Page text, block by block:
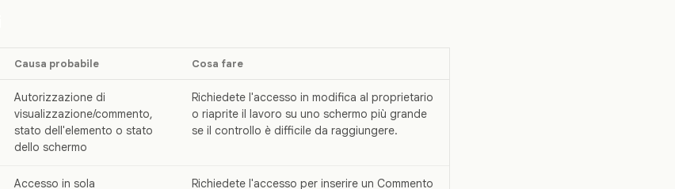
Causa probabile Cosa fare
Autorizzazione di
visualizzazione/commento,
stato dell'elemento o stato
dello schermo
Richiedete l'accesso in modifica al proprietario
o riaprite il lavoro su uno schermo più grande
se il controllo è difficile da raggiungere.
Accesso in sola
Richiedete l'accesso per inserire un Commento